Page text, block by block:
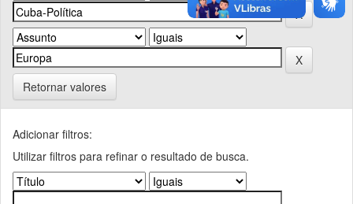
Retornar valores
Adicionar filtros:
Utilizar filtros para refinar o resultado de busca.